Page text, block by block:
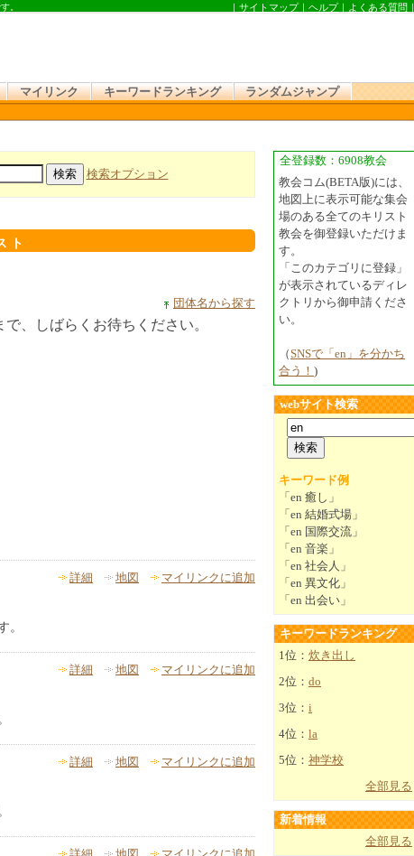
。 ｜ サイトマップ｜ ヘルプ｜ よくある質問 ｜
マイリンク キーワードランキング ランダムジャンプ
検索オプション
ト
団体名から探す
、しばらくお待ちください。
詳細 地図 マイリンクに追加
。
詳細 地図 マイリンクに追加
詳細 地図 マイリンクに追加
全登録数：6908教会
教会コム(BETA版)には、
地図上に表示可能な集会
場のある全てのキリスト
教会を御登録いただけま
す。
「このカテゴリに登録」
が表示されているディレ
クトリから御申請くださ
い。
（SNSで「en」を分かち
合う！ )
webサイト検索
キーワード例
「en 癒し」
「en 結婚式場」
「en 国際交流」
「en 音楽」
「en 社会人」
「en 異文化」
「en 出会い」
キーワードランキング
1位： 炊き出し
2位： do
3位： i
4位： la
5位： 神学校
全部見る
新着情報
全部見る